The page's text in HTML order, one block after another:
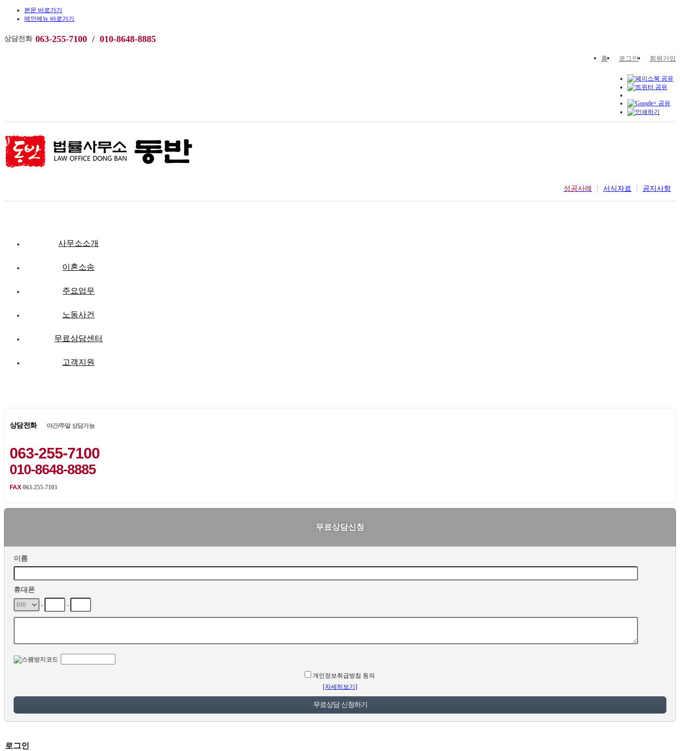
본문 바로가기
메인메뉴 바로가기
상담전화 063-255-7100 / 010-8648-8885
홈 로그인 회원가입
성공사례 서식자료 공지사항
사무소소개
이혼소송
주요업무
노동사건
무료상담센터
고객지원
상담전화 야간/주말 상담가능
063-255-7100
010-8648-8885
FAX 063-255-7103
무료상담신청
이름
휴대폰
- -
개인정보취급방침 동의
[자세히보기]
로그인